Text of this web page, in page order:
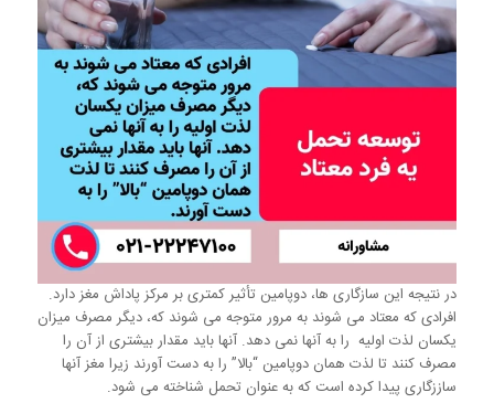
در نتیجه این سازگاری ها، دوپامین تأثیر کمتری بر مرکز پاداش مغز دارد.
افرادی که معتاد می شوند به مرور متوجه می شوند که، دیگر مصرف میزان
یکسان لذت اولیه را به آنها نمی دهد. آنها باید مقدار بیشتری از آن را
مصرف کنند تا لذت همان دوپامین “بالا” را به دست آورند زیرا مغز آنها
ساززگاری پیدا کرده است که به عنوان تحمل شناخته می شود.